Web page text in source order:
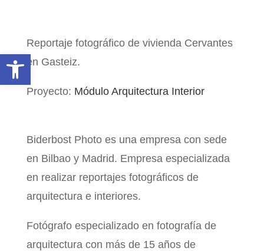
Reportaje fotográfico de vivienda Cervantes
en Gasteiz.
Proyecto: Módulo Arquitectura Interior
Biderbost Photo es una empresa con sede
en Bilbao y Madrid. Empresa especializada
en realizar reportajes fotográficos de
arquitectura e interiores.
Fotógrafo especializado en fotografía de
arquitectura con más de 15 años de
Abrir barra de herramientas